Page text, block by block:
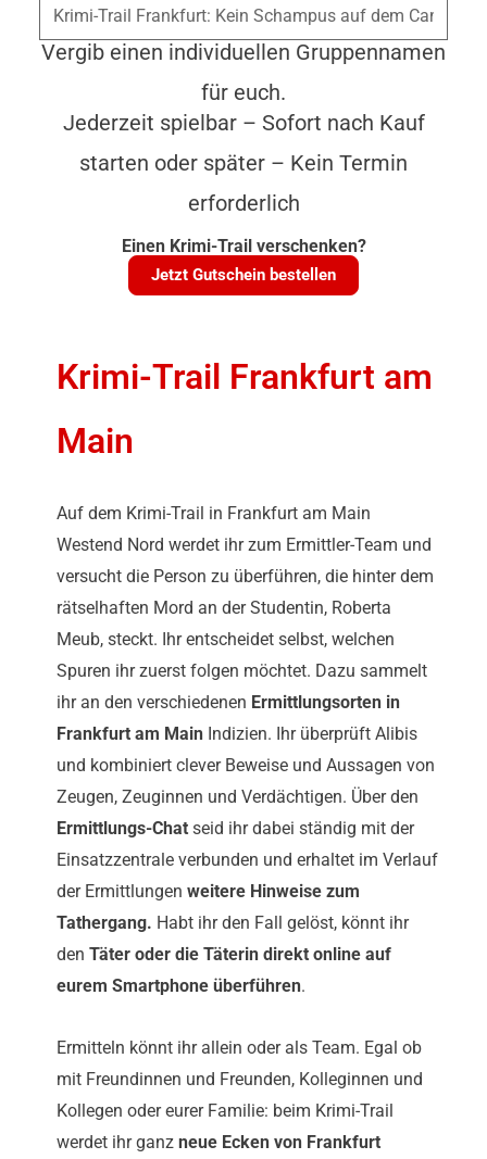
Vergib einen individuellen Gruppennamen
für euch.
Jederzeit spielbar – Sofort nach Kauf
starten oder später – Kein Termin
erforderlich
Einen Krimi-Trail verschenken?
Jetzt Gutschein bestellen
Krimi-Trail Frankfurt am
Main
Auf dem Krimi-Trail in Frankfurt am Main
Westend Nord werdet ihr zum Ermittler-Team und
versucht die Person zu überführen, die hinter dem
rätselhaften Mord an der Studentin, Roberta
Meub, steckt. Ihr entscheidet selbst, welchen
Spuren ihr zuerst folgen möchtet. Dazu sammelt
ihr an den verschiedenen Ermittlungsorten in
Frankfurt am Main Indizien. Ihr überprüft Alibis
und kombiniert clever Beweise und Aussagen von
Zeugen, Zeuginnen und Verdächtigen. Über den
Ermittlungs-Chat seid ihr dabei ständig mit der
Einsatzzentrale verbunden und erhaltet im Verlauf
der Ermittlungen weitere Hinweise zum
Tathergang. Habt ihr den Fall gelöst, könnt ihr
den Täter oder die Täterin direkt online auf
eurem Smartphone überführen.
Ermitteln könnt ihr allein oder als Team. Egal ob
mit Freundinnen und Freunden, Kolleginnen und
Kollegen oder eurer Familie: beim Krimi-Trail
werdet ihr ganz neue Ecken von Frankfurt